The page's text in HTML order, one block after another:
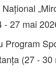
- 27 mai
Program
(27 - 30